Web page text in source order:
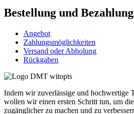
Bestellung und Bezahlung
Angebot
Zahlungsmöglichkeiten
Versand oder Abholung
Rückgaben
Indem wir zuverlässige und hochwertige
wollen wir einen ersten Schritt tun, um
zugänglicher zu machen und zu